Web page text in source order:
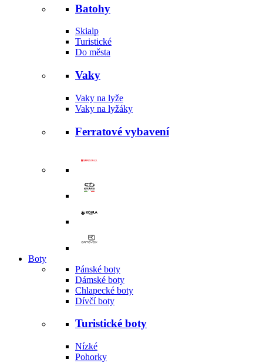
Batohy
Skialp
Turistické
Do města
Vaky
Vaky na lyže
Vaky na lyžáky
Ferratové vybavení
Boty
Pánské boty
Dámské boty
Chlapecké boty
Dívčí boty
Turistické boty
Nízké
Pohorky